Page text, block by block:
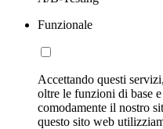
Funzionale
Accettando questi
oltre le funzioni di base
comodamente il nostro
questo sito web